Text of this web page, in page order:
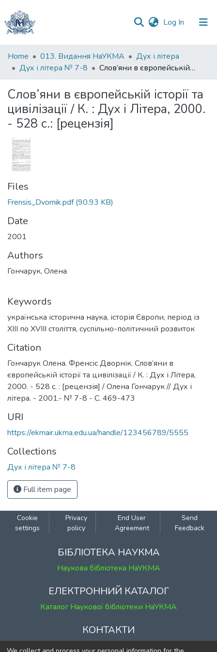
Log In (current)
Communities
&
All of DSpace
Statistics
Home 013. Видання НаУКМА
Дух і літера
Дух і літера № 7-8
Слов’яни в європейській історії та цивілізації / К. : Дух і Літера, 2000. - 528 с.: [рецензія]
Слов’яни в європейській історії та
цивілізації / К. : Дух і Літера, 2000.
- 528 с.: [рецензія]
Files
Frensis_Dvornik.pdf(90.93 KB)
Date
2001
Authors
Гончарук, Олена
Keywords
українська історична наука, історія Європи, період із
ХІІІ по ХVIII століття, суспільно-політичний розвиток
Citation
Гончарук Олена. Френсіс Дворнік. Слов’яни в
європейській історії та цивілізації / К. : Дух і Літера,
2000. - 528 с. : [рецензія] / Олена Гончарук // Дух і
літера. - 2001.- № 7-8 - С. 469-473
URI
https://ekmair.ukma.edu.ua/handle/123456789/5555
Collections
Дух і літера № 7-8
Full item page
Cookie
settings
Privacy
policy
End User
Agreement
Send
Feedback
БІБЛІОТЕКА НАУКМА
Наукова бібліотека НаУКМА
ЕЛЕКТРОННИЙ КАТАЛОГ
Каталог Наукової бібліотеки НаУКМА
КОНТАКТИ
м. Київ, вул. Григорія Сковороди, 2